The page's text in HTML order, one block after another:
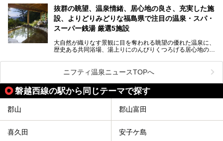
「最近疲れが溜まってる。リフレッシュできる場所ないか
な？」
そんな方は、ぜひサウナに足を運んでみてくださいね。
抜群の眺望、温泉情緒、居心地の良さ、充実した施
設、よりどりみどりな福島県で注目の温泉・スパ・
スーパー銭湯 厳選5施設
大自然が織りなす景観に目を奪われる眺望の優れた温泉に、
歴史ある共同浴場、湯上りにのんびりくつろげる居心地のい
スーパー銭湯など、多種多様な温浴施設が割拠する福島県。
今回は、そんな福島県にある温浴施設のなかから、筆者が
「一度訪ねてみたい」と気になっている魅力的な施設を5件
ピックアップして紹介します。
※2021/07/21時点の情報です。
ニフティ温泉ニュースTOPへ
磐越西線の駅から同じテーマで探す
郡山 郡山富田
喜久田 安子ケ島